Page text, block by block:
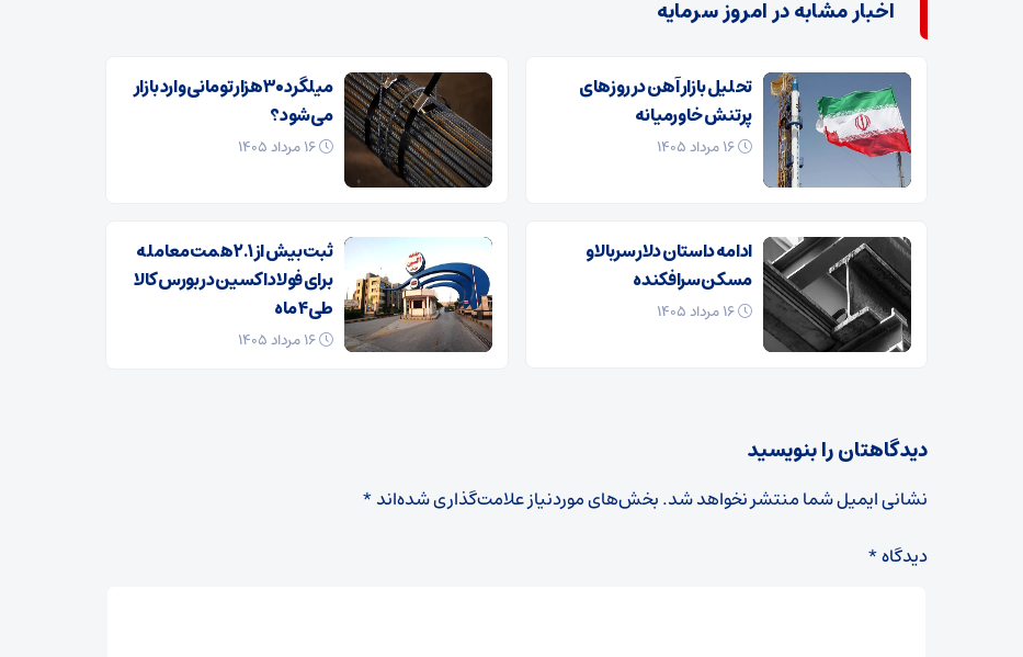
اخبار مشابه در امروز سرمایه
تحلیل بازار آهن در روزهای
پرتنش خاورمیانه
میلگرد ۳۰ هزار تومانی وارد بازار
می‌شود؟
۱۶ مرداد ۱۴۰۵
ادامه داستان دلار سربالا و
مسکن سرافکنده
ثبت بیش از ۲.۱ همت معامله
برای فولاد اکسین در بورس کالا
طی ۴ ماه
۱۶ مرداد ۱۴۰۵
دیدگاهتان را بنویسید
نشانی ایمیل شما منتشر نخواهد شد.بخش‌های موردنیاز علامت‌گذاری شده‌اند*
دیدگاه*